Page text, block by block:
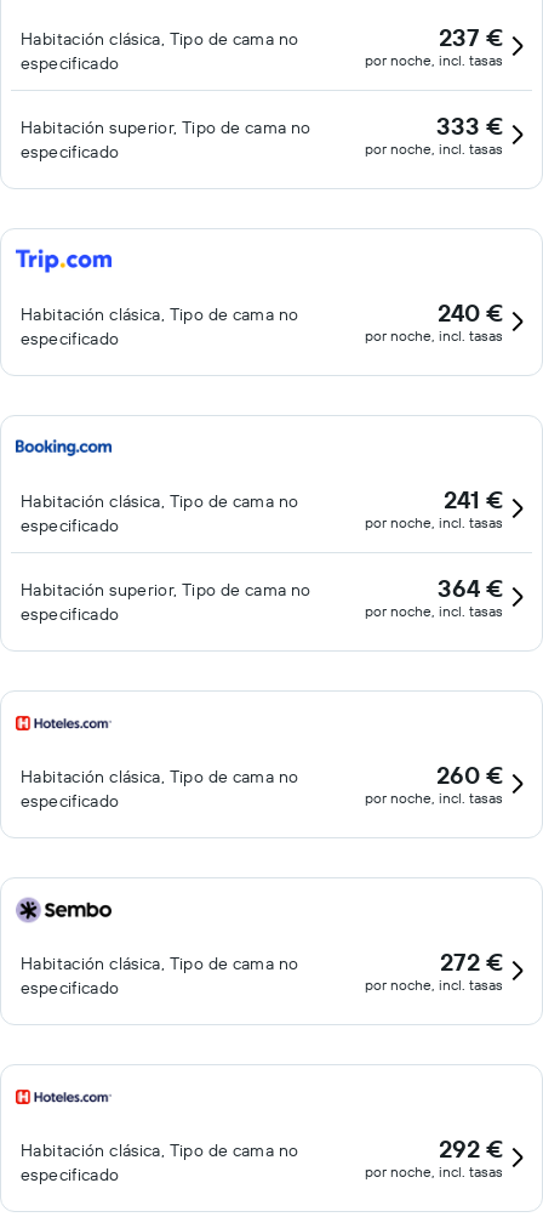
Habitación clásica, Tipo de cama no
especificado
237 €
por noche, incl. tasas
Habitación superior, Tipo de cama no
especificado
333 €
por noche, incl. tasas
Habitación clásica, Tipo de cama no
especificado
240 €
por noche, incl. tasas
Habitación clásica, Tipo de cama no
especificado
241 €
por noche, incl. tasas
Habitación superior, Tipo de cama no
especificado
364 €
por noche, incl. tasas
Habitación clásica, Tipo de cama no
especificado
260 €
por noche, incl. tasas
Habitación clásica, Tipo de cama no
especificado
272 €
por noche, incl. tasas
Habitación clásica, Tipo de cama no
especificado
292 €
por noche, incl. tasas